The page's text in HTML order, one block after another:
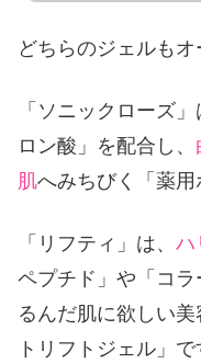
どちらのジェルもオ
「ソニックローズ
ロン酸」を配合し、
肌へみちびく「薬用
「リフティ」は、 ハ
ペプチド」や「コ
るんだ肌に欲しい
トリフトジェル」で